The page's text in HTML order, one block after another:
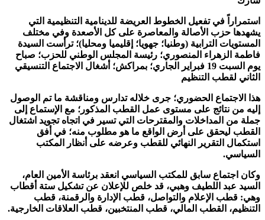
استمراراً في تفعيل الخطوط العريضة للدينامية التنظيمية التي
يشهدها حزب الأصالة والمعاصرة على كل الأصعدة وفي مختلف
المستويات الترابية (وطنيا؛ جهويا؛ إقليميا ومحليا)؛ ترأست السيدة
فاطمة الزهراء المنصوري؛ رئيسة المجلس الوطني للحزب؛ صباح
يوم السبت 19 فبراير الجاري؛ بمراكش؛ أشغال الاجتماع التنسيقي
الثاني لقطب التنظيم
هذا الاجتماع الحضوري؛ جرى خلاله تدارس ومناقشة ما تم الوصول
إليه من نتائج على مستوى عمل القطب المذكور؛ مع الإستماع إلى
جملة من المداخلات والمقترحات التي تسير في اتجاه تجويد اشتغال
القطب ليحقق على أرض الواقع ما هو مطلوب منه؛ في أفق
استكمال التقرير النهائي للقطب وعرضه على أنظار المكتب
السياسي.
وكان اجتماع سابق للمكتب السياسي انعقد برئاسة الأمين العام،
السيد عبد اللطيف وهبي، قد خلص للإعلان عن تشكيل ستة أقطاب
وهي: قطب الإعلام والتواصل، قطب الإدارة والرقمنة، قطب
التنظيم، القطب المالي، قطب المنتخبين، قطب العلاقات الخارجية.